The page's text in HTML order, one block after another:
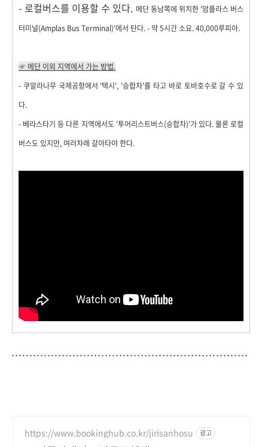
- 로컬버스를 이용할 수 있다. 메단 동남쪽에 위치한 '암플라스 버스
터미널(Amplas Bus Terminal)'에서 탄다. - 약 5시간 소요. 40,000루피아.
☞ 메단 이외 지역에서 가는 방법.
- 쿠알라나무 국제공항에서 '택시', '승합차'를 타고 바로 토바호수로 갈 수 있
다.
- 베라스타기 등 다른 지역에서도 '투어리스트버스(승합차)'가 있다. 물론 로컬
버스도 있지만, 여러차례 갈아타야 한다.
https://www.bookinghub.co.kr/jirisanhosu 광고